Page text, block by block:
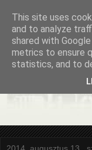
This site uses
and to analyze
shared with
metrics to ensure
statistics, and to